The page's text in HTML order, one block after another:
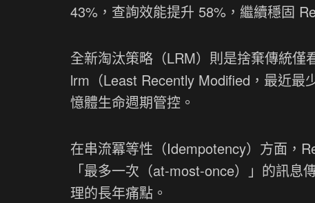
43%，查詢效能提升 58%，繼續穩固
全新淘汰策略（LRM）則是捨棄傳統
lrm（Least Recently Modified，最近
憶體生命週期管控。
在串流冪等性（Idempotency）方面，
「最多一次（at-most-once）」的訊
理的長年痛點。